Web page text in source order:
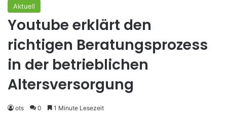
Aktuell
Youtube erklärt den
richtigen Beratungsprozess
in der betrieblichen
Altersversorgung
ots 0 1 Minute Lesezeit